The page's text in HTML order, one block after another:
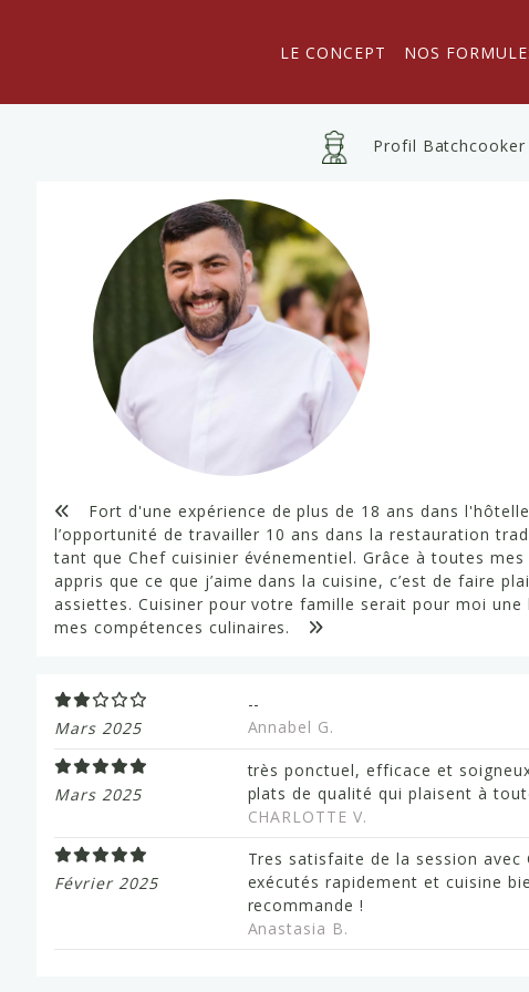
LE CONCEPT NOS
Profil Batchcooker
Fort d'une expérience de plus de 18 ans dans
l’opportunité de travailler 10 ans dans la restauration
tant que Chef cuisinier événementiel. Grâce à toutes mes
appris que ce que j’aime dans la cuisine, c’est de faire
assiettes. Cuisiner pour votre famille serait pour moi
mes compétences culinaires.
Mars 2025
--
Annabel G.
Mars 2025
très ponctuel, efficace et
plats de qualité qui plaisent à
CHARLOTTE V.
Février 2025
Tres satisfaite de la session
exécutés rapidement et cuisine
recommande !
Anastasia B.